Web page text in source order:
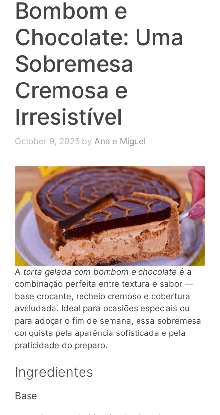
Bombom e
Chocolate: Uma
Sobremesa
Cremosa e
Irresistível
October 9, 2025 by Ana e Miguel
A torta gelada com bombom e chocolate é a
combinação perfeita entre textura e sabor —
base crocante, recheio cremoso e cobertura
aveludada. Ideal para ocasiões especiais ou
para adoçar o fim de semana, essa sobremesa
conquista pela aparência sofisticada e pela
praticidade do preparo.
Ingredientes
Base